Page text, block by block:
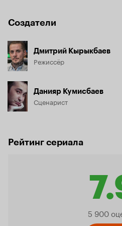
Создатели
Дмитрий Кырыкбаев
Режиссёр
Данияр Кумисбаев
Сценарист
Рейтинг сериала
5 900